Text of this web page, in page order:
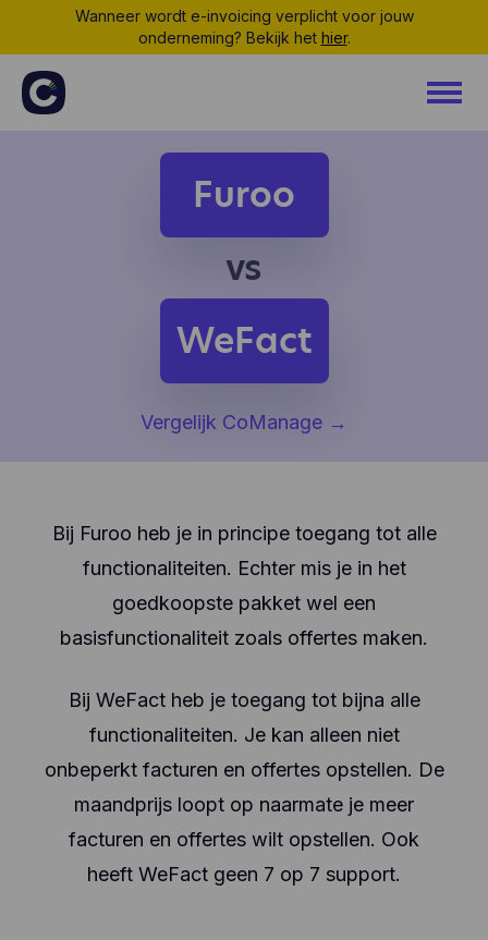
Wanneer wordt e-invoicing verplicht voor jouw
onderneming? Bekijk het hier.
Furoo
vs
WeFact
Vergelijk CoManage →
Bij Furoo heb je in principe toegang tot alle
functionaliteiten. Echter mis je in het
goedkoopste pakket wel een
basisfunctionaliteit zoals offertes maken.
Bij WeFact heb je toegang tot bijna alle
functionaliteiten. Je kan alleen niet
onbeperkt facturen en offertes opstellen. De
maandprijs loopt op naarmate je meer
facturen en offertes wilt opstellen. Ook
heeft WeFact geen 7 op 7 support.